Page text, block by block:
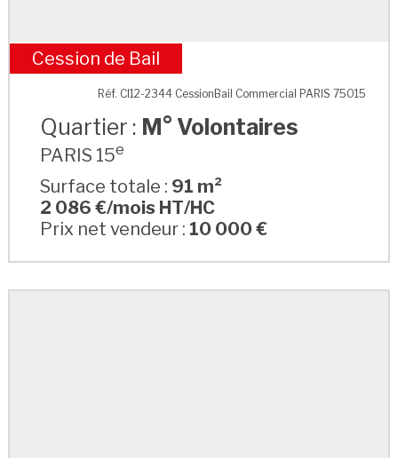
M° Volontaires
Cession de Bail
Réf. CI12-2344 CessionBail Commercial PARIS 75015
Quartier : M° Volontaires
PARIS 15e
Surface totale : 91 m²
2 086 €/mois HT/HC
Prix net vendeur : 10 000 €